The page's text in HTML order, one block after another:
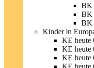
BK
BK
BK
Kinder in
KE heute
KE heute
KE heute